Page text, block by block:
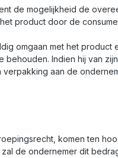
de mogelijkheid de
product door de
omgaan met het
Indien hij van
aan de
komen ten
de ondernemer dit